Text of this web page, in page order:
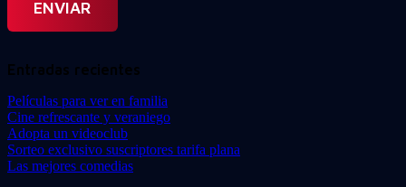
Entradas recientes
Películas para ver en familia
Cine refrescante y veraniego
Adopta un videoclub
Sorteo exclusivo suscriptores tarifa plana
Las mejores comedias